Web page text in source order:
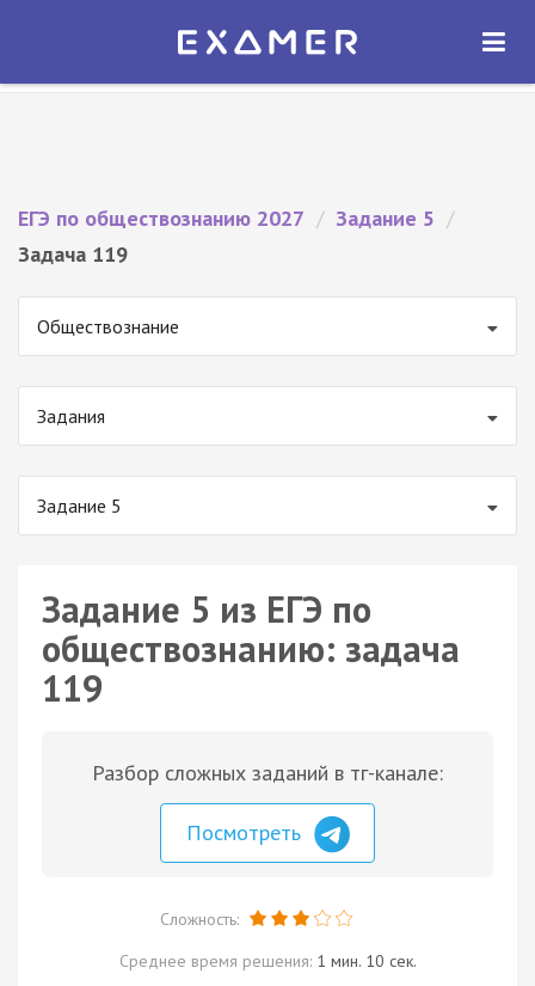
Экзамер — ЕГЭ 2027
ОТКРЫТЬ
ЕГЭ по обществознанию 2027 / Задание 5 /
Задача 119
Обществознание
Задания
Задание 5
Задание 5 из ЕГЭ по
обществознанию: задача
119
Разбор сложных заданий в тг-канале:
Посмотреть
Сложность:
Среднее время решения: 1 мин. 10 сек.